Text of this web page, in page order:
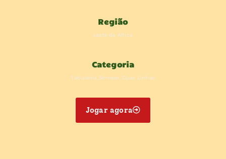
Região
Leste da África
Categoria
Tabuleiro, Semear, Duas Linhas
Jogar agora